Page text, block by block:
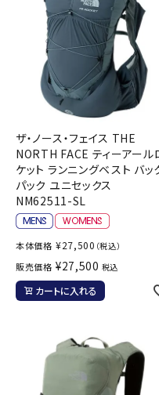
ザ・ノース・フェイス THE
NORTH FACE ティーアール
ケット ランニングベスト バッ
パック ユニセックス
NM62511-SL
本体価格 ¥27,500 （税込）
販売価格 ¥27,500 税込
カートに入れる